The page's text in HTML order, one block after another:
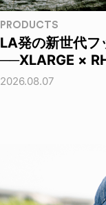
PRODUCTS
LA発の新世代フ
──XLARGE ×
2026.08.07